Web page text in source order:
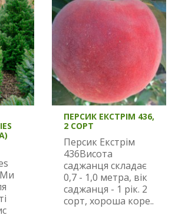
ПЕРСИК ЕКСТРІМ 436,
2 СОРТ
Персик Екстрім
436Висота
саджанця складає
0,7 - 1,0 метра, вік
саджанця - 1 рік. 2
сорт, хороша коре..